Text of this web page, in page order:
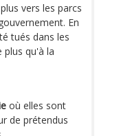
vers les parcs
En
tués dans les
plus qu'à la
où elles sont
de prétendus